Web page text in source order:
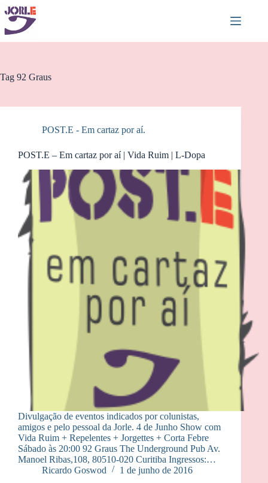
Pular
para
conteúdo
Tag 92 Graus
POST.E - Em cartaz por aí.
POST.E – Em cartaz por aí | Vida Ruim | L-Dopa
Divulgação de eventos indicados por colunistas,
amigos e pelo pessoal da Jorle. 4 de Junho Show com
Vida Ruim + Repelentes + Jorgettes + Corta Febre
Sábado às 20:00 92 Graus The Underground Pub Av.
Manoel Ribas,108, 80510-020 Curitiba Ingressos:…
Ricardo Goswod
1 de junho de 2016